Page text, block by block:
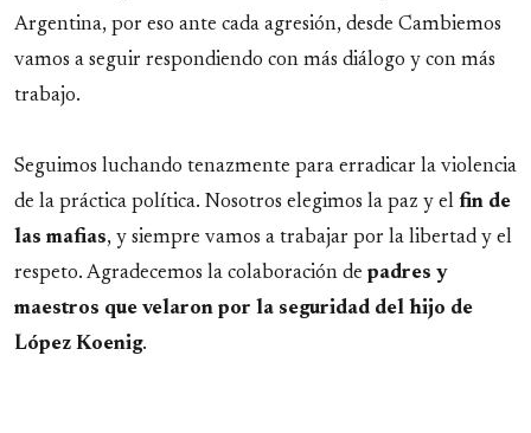
Argentina, por eso ante cada agresión, desde Cambiemos
vamos a seguir respondiendo con más diálogo y con más
trabajo.
Seguimos luchando tenazmente para erradicar la violencia
de la práctica política. Nosotros elegimos la paz y el fin de
las mafias, y siempre vamos a trabajar por la libertad y el
respeto. Agradecemos la colaboración de padres y
maestros que velaron por la seguridad del hijo de
López Koenig.